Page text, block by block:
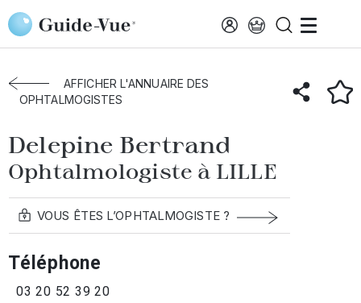
Aller au contenu principal
Accueil Annuaire des ophtalmologistes
Lille
Delepine Bertrand
AFFICHER L'ANNUAIRE DES
OPHTALMOGISTES
Delepine Bertrand
Ophtalmologiste à LILLE
VOUS ÊTES L’OPHTALMOGISTE ?
Téléphone
03 20 52 39 20